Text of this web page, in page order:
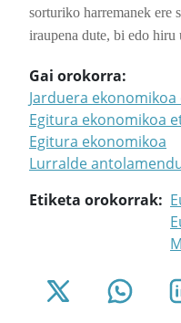
sorturiko harremanek ere
iraupena dute, bi edo hiru
Gai orokorra
Jarduera
Egitura ekonomikoa
Egitura ekonomikoa
Lurralde
Etiketa orokorrak